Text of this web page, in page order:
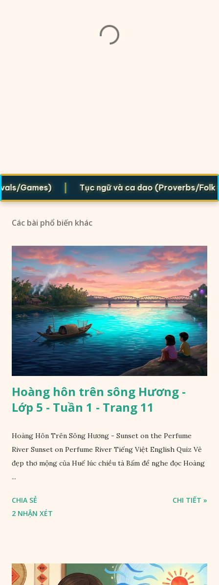
Games) | Tục ngữ và ca dao (Proverbs/Folk
Các bài phổ biến khác
Hoàng hôn trên sông Hương -
Lớp 5 - Tuần 1 - Trang 11
Hoàng Hôn Trên Sông Hương - Sunset on the Perfume
River Sunset on Perfume River Tiếng Việt English Quiz Vẻ
đẹp thơ mộng của Huế lúc chiều tà Bấm để nghe đọc Hoàng
...
CHIA SẺ
2 NHẬN XÉT
CHI TIẾT »